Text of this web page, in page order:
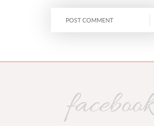
facebook